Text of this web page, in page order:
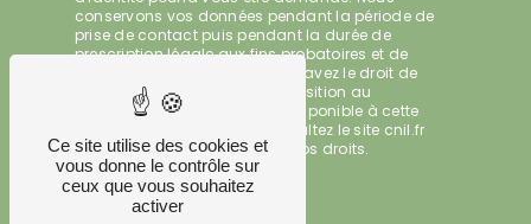
conservons vos données pendant la période de
prise de contact puis pendant la durée de
prescription légale aux fins probatoires et de
gestion des contentieux. Vous avez le droit de
vous inscrire sur la liste d'opposition au
démarchage téléphonique, disponible à cette
. Consultez le site cnil.fr
pour plus d’informations sur vos droits.
Ce site utilise des cookies et
vous donne le contrôle sur
ceux que vous souhaitez
activer